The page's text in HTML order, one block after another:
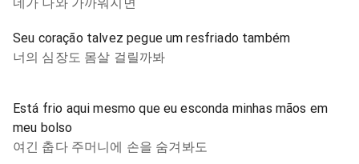
Seu coração talvez pegue um resfriado também
너의 심장도 몸살 걸릴까봐
Está frio aqui mesmo que eu esconda minhas mãos em
meu bolso
여긴 춥다 주머니에 손을 숨겨봐도